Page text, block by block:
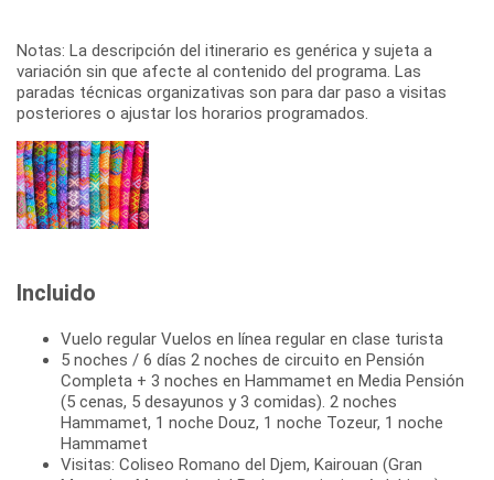
Notas: La descripción del itinerario es genérica y sujeta a
variación sin que afecte al contenido del programa. Las
paradas técnicas organizativas son para dar paso a visitas
posteriores o ajustar los horarios programados.
Incluido
Vuelo regular Vuelos en línea regular en clase turista
5 noches / 6 días 2 noches de circuito en Pensión
Completa + 3 noches en Hammamet en Media Pensión
(5 cenas, 5 desayunos y 3 comidas). 2 noches
Hammamet, 1 noche Douz, 1 noche Tozeur, 1 noche
Hammamet
Visitas: Coliseo Romano del Djem, Kairouan (Gran